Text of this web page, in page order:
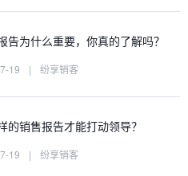
告为什么重要，你真的了解吗？
19 | 纷享销客
的销售报告才能打动领导？
19 | 纷享销客